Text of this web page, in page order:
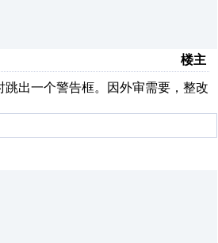
楼主
出一个警告框。因外审需要，整改